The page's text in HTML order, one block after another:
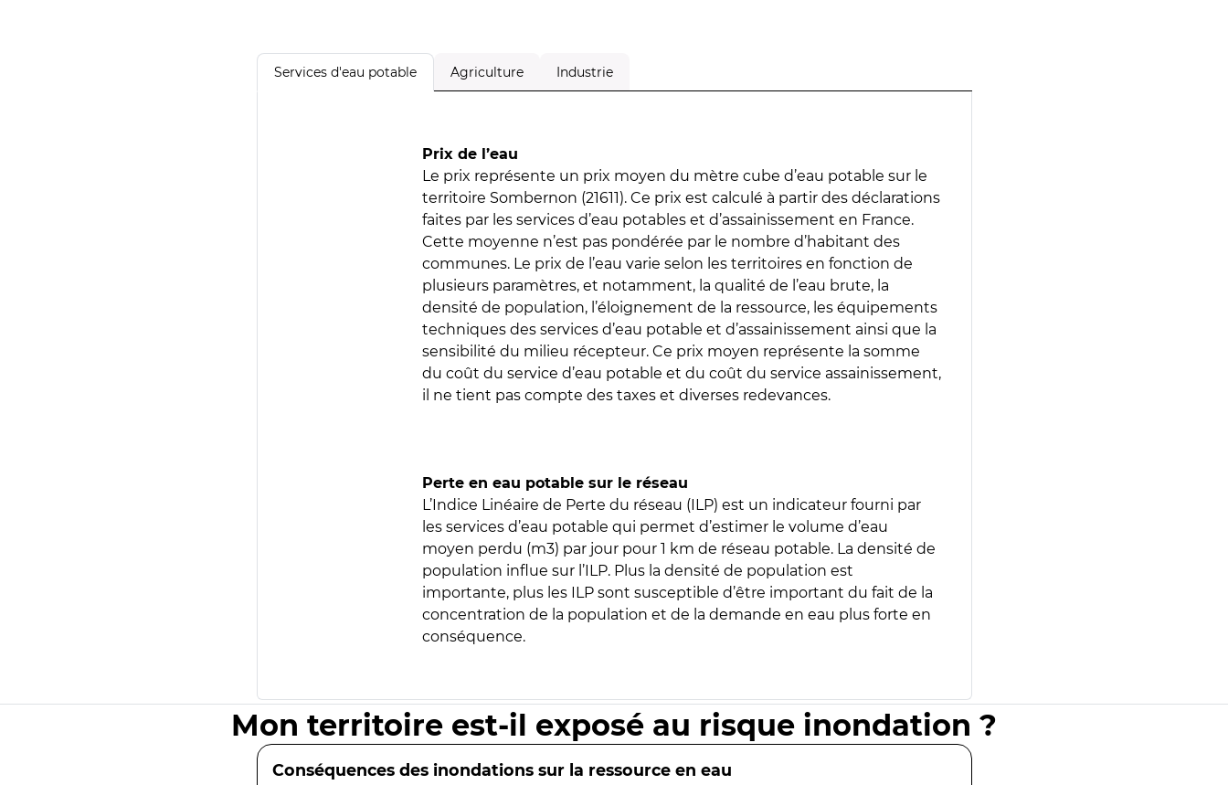
Services d'eau potable Agriculture Industrie
Prix de l’eau
Le prix représente un prix moyen du mètre cube d’eau potable sur le
territoire Sombernon (21611). Ce prix est calculé à partir des déclarations
faites par les services d’eau potables et d’assainissement en France.
Cette moyenne n’est pas pondérée par le nombre d’habitant des
communes. Le prix de l’eau varie selon les territoires en fonction de
plusieurs paramètres, et notamment, la qualité de l’eau brute, la
densité de population, l’éloignement de la ressource, les équipements
techniques des services d’eau potable et d’assainissement ainsi que la
sensibilité du milieu récepteur. Ce prix moyen représente la somme
du coût du service d’eau potable et du coût du service assainissement,
il ne tient pas compte des taxes et diverses redevances.
Perte en eau potable sur le réseau
L’Indice Linéaire de Perte du réseau (ILP) est un indicateur fourni par
les services d’eau potable qui permet d’estimer le volume d’eau
moyen perdu (m3) par jour pour 1 km de réseau potable. La densité de
population influe sur l’ILP. Plus la densité de population est
importante, plus les ILP sont susceptible d’être important du fait de la
concentration de la population et de la demande en eau plus forte en
conséquence.
Mon territoire est-il exposé au risque inondation ?
Conséquences des inondations sur la ressource en eau